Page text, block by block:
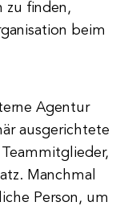
zu finden,
beim
Agentur
ausgerichtete
Manchmal
Person, um